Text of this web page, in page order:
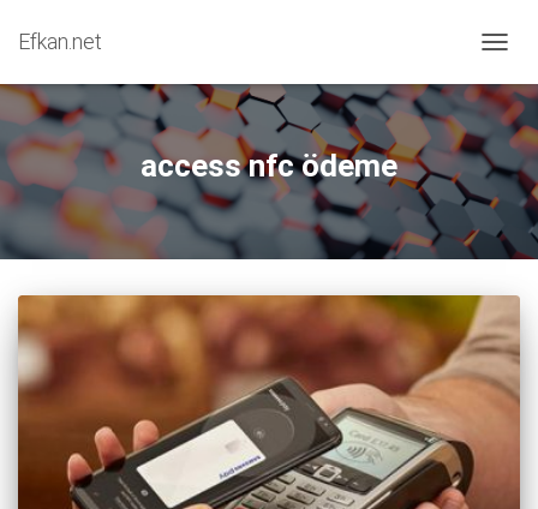
Efkan.net
access nfc ödeme